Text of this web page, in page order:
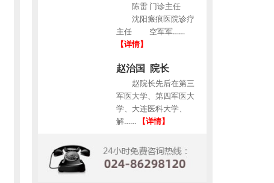
陈雷 门诊主任
沈阳瘢痕医院诊疗
主任 空军军……
【详情】
赵治国 院长
赵院长先后在第三
军医大学、第四军医大
学、大连医科大学、
解……
【详情】